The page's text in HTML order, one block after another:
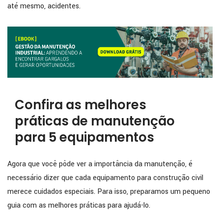
até mesmo, acidentes.
Confira as melhores
práticas de manutenção
para 5 equipamentos
Agora que você pôde ver a importância da manutenção, é
necessário dizer que cada equipamento para construção civil
merece cuidados especiais. Para isso, preparamos um pequeno
guia com as melhores práticas para ajudá-lo.